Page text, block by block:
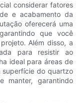
considerar fatores
e acabamento da
oferecerá uma
que você
Além disso, a
para resistir ao
ideal para áreas de
do quartzo
manter, garantindo